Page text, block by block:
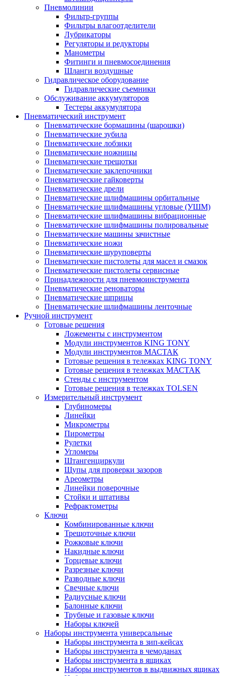
Пневмолинии
Фильтр-группы
Фильтры влагоотделители
Лубрикаторы
Регуляторы и редукторы
Манометры
Фитинги и пневмосоединения
Шланги воздушные
Гидравлическое оборудование
Гидравлические съемники
Обслуживание аккумуляторов
Тестеры аккумулятора
Пневматический инструмент
Пневматические бормашины (шарошки)
Пневматические зубила
Пневматические лобзики
Пневматические ножницы
Пневматические трещотки
Пневматические заклепочники
Пневматические гайковерты
Пневматические дрели
Пневматические шлифмашины орбитальные
Пневматические шлифмашины угловые (УШМ)
Пневматические шлифмашины вибрационные
Пневматические шлифмашины полировальные
Пневматические машины зачистные
Пневматические ножи
Пневматические шуруповерты
Пневматические пистолеты для масел и смазок
Пневматические пистолеты сервисные
Принадлежности для пневмоинструмента
Пневматические реноваторы
Пневматические шприцы
Пневматические шлифмашины ленточные
Ручной инструмент
Готовые решения
Ложементы с инструментом
Модули инструментов KING TONY
Модули инструментов МАСТАК
Готовые решения в тележках KING TONY
Готовые решения в тележках МАСТАК
Стенды с инструментом
Готовые решения в тележках TOLSEN
Измерительный инструмент
Глубиномеры
Линейки
Микрометры
Пирометры
Рулетки
Угломеры
Штангенциркули
Щупы для проверки зазоров
Ареометры
Линейки поверочные
Стойки и штативы
Рефрактометры
Ключи
Комбинированные ключи
Трещоточные ключи
Рожковые ключи
Накидные ключи
Торцевые ключи
Разрезные ключи
Разводные ключи
Свечные ключи
Радиусные ключи
Балонные ключи
Трубные и газовые ключи
Наборы ключей
Наборы инструмента универсальные
Наборы инструмента в зип-кейсах
Наборы инструмента в чемоданах
Наборы инструмента в ящиках
Наборы инструментов в выдвижных ящиках